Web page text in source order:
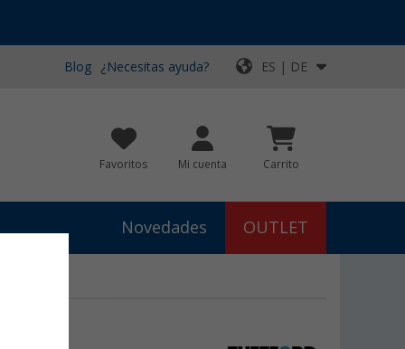
Blog ¿Necesitas ayuda? ES | DE
Favoritos Mi cuenta Carrito
Novedades OUTLET